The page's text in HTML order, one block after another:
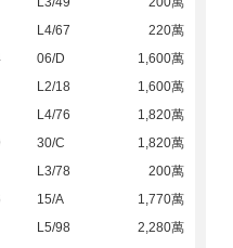
L4/67
220萬
06/D
1,600萬
L2/18
1,600萬
L4/76
1,820萬
30/C
1,820萬
L3/78
200萬
15/A
1,770萬
L5/98 2,280萬